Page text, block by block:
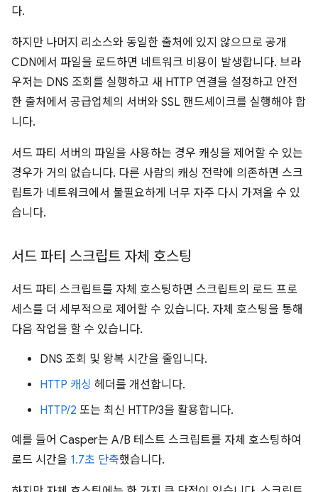
다.
하지만 나머지 리소스와 동일한 출처에 있지 않으므로 공개
CDN에서 파일을 로드하면 네트워크 비용이 발생합니다. 브라
우저는 DNS 조회를 실행하고 새 HTTP 연결을 설정하고 안전
한 출처에서 공급업체의 서버와 SSL 핸드셰이크를 실행해야 합
니다.
서드 파티 서버의 파일을 사용하는 경우 캐싱을 제어할 수 있는
경우가 거의 없습니다. 다른 사람의 캐싱 전략에 의존하면 스크
립트가 네트워크에서 불필요하게 너무 자주 다시 가져올 수 있
습니다.
서드 파티 스크립트 자체 호스팅
서드 파티 스크립트를 자체 호스팅하면 스크립트의 로드 프로
세스를 더 세부적으로 제어할 수 있습니다. 자체 호스팅을 통해
다음 작업을 할 수 있습니다.
DNS 조회 및 왕복 시간을 줄입니다.
HTTP 캐싱 헤더를 개선합니다.
HTTP/2 또는 최신 HTTP/3을 활용합니다.
예를 들어 Casper는 A/B 테스트 스크립트를 자체 호스팅하여
로드 시간을 1.7초 단축했습니다.